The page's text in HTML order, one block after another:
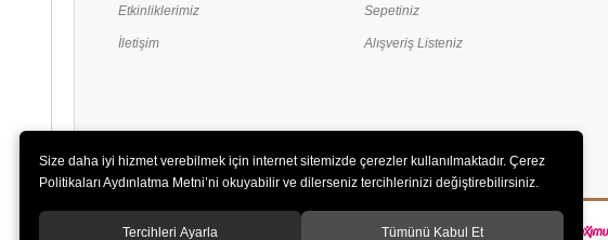
Etkinliklerimiz
İletişim
Sepetiniz
Alışveriş Listeniz
Size daha iyi hizmet verebilmek için internet sitemizde çerezler kullanılmaktadır. Çerez
Politikaları Aydınlatma Metni’ni okuyabilir ve dilerseniz tercihlerinizi değiştirebilirsiniz.
Tercihleri Ayarla Tümünü Kabul Et